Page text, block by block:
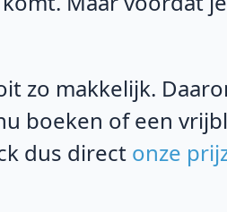
zo makkelijk.
boeken of een
dus direct onze